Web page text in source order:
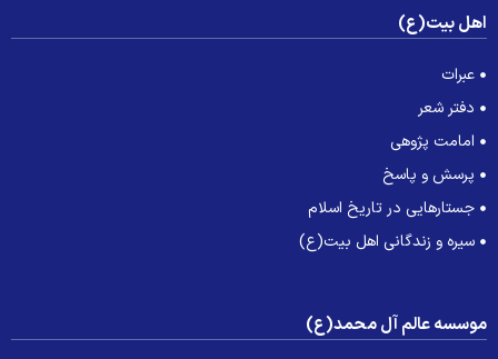
بیت(ع)
عبرات
دفتر شعر
امامت پژوهی
پرسش و پاسخ
جستارهایی در تاریخ اسلام
سیره و زندگانی اهل بیت(ع)
عالم آل محمد(ع)